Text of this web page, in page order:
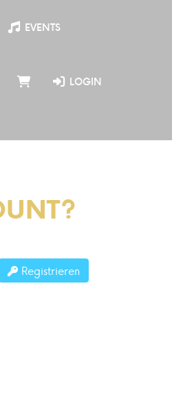
EVENTS
LOGIN
Registrieren